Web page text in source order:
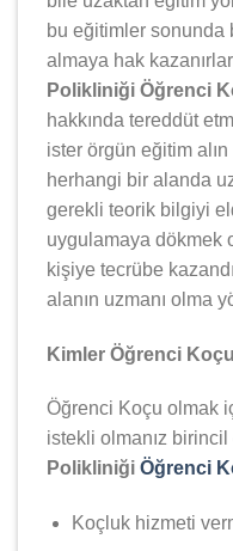
bu eğitimler sonunda
almaya hak
Polikliniği Öğrenci
hakkında tereddüt
ister örgün eğitim
herhangi bir alanda
gerekli teorik bilgiyi
uygulamaya dökmek
kişiye tecrübe
alanın uzmanı olma
Kimler Öğrenci
Öğrenci Koçu olmak
istekli olmanız birincil
Polikliniği Öğrenci
Koçluk hizmeti